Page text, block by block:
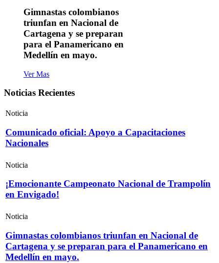
Gimnastas colombianos
triunfan en Nacional de
Cartagena y se preparan
para el Panamericano en
Medellín en mayo.
Ver Mas
Noticias Recientes
Noticia
Comunicado oficial: Apoyo a Capacitaciones
Nacionales
Noticia
¡Emocionante Campeonato Nacional de Trampolín
en Envigado!
Noticia
Gimnastas colombianos triunfan en Nacional de
Cartagena y se preparan para el Panamericano en
Medellín en mayo.